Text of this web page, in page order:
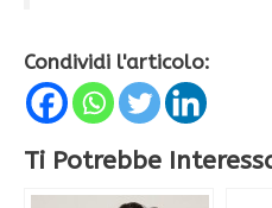
Condividi l'articolo:
Ti Potrebbe